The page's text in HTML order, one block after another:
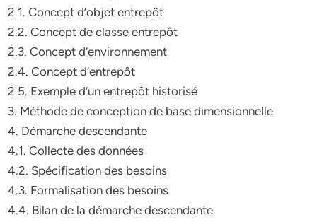
2.1. Concept d’objet entrepôt
2.2. Concept de classe entrepôt
2.3. Concept d’environnement
2.4. Concept d’entrepôt
2.5. Exemple d’un entrepôt historisé
3. Méthode de conception de base dimensionnelle
4. Démarche descendante
4.1. Collecte des données
4.2. Spécification des besoins
4.3. Formalisation des besoins
4.4. Bilan de la démarche descendante